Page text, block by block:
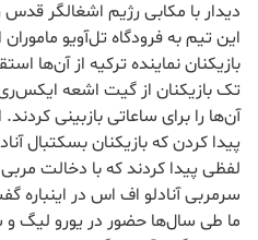
دیدار با مکابی رژیم اشغالگر
این تیم به فرودگاه تل‌آویو
بازیکنان نماینده ترکیه از آن‌ها
تک بازیکنان از گیت اشعه
آن‌ها را برای ساعاتی بازبینی
پیدا کردن که بازیکنان بسکتبال
لفظی پیدا کردند که با دخالت
سرمربی آنادلو اف اس در اینباره
ما طی سال‌ها حضور در یورو لیگ